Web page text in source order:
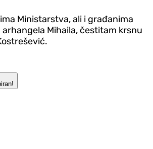
Ministarstva, ali i građanima
arhangela Mihaila, čestitam krsnu